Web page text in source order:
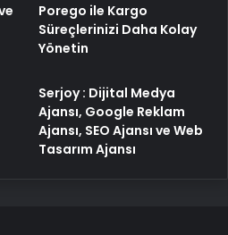
Porego ile Kargo
Süreçlerinizi Daha Kolay
Yönetin
Serjoy : Dijital Medya
Ajansı, Google Reklam
Ajansı, SEO Ajansı ve Web
Tasarım Ajansı